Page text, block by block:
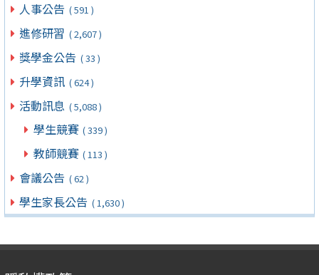
人事公告 ( 591 )
進修研習 ( 2,607 )
獎學金公告 ( 33 )
升學資訊 ( 624 )
活動訊息 ( 5,088 )
學生競賽 ( 339 )
教師競賽 ( 113 )
會議公告 ( 62 )
學生家長公告 ( 1,630 )